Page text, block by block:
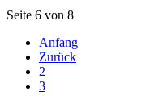
Seite 6 von 8
Anfang
Zurück
2
3